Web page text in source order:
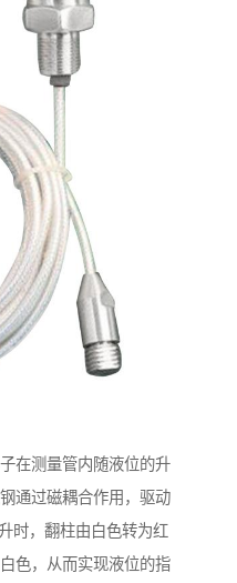
在测量管内随液位的升
通过磁耦合作用，驱动
时，翻柱由白色转为红
色，从而实现液位的指